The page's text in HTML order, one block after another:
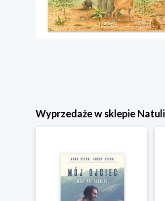
Wyprzedaże w sklepie Natuli